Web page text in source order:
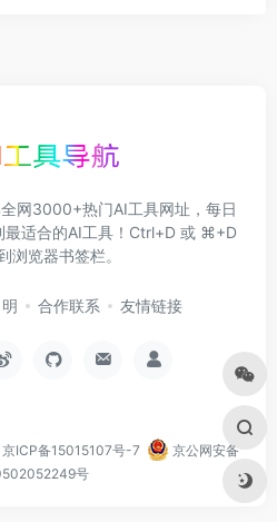
网3000+热门AI工具网址，每日
最适合的AI工具！Ctrl+D 或 ⌘+D
浏览器书签栏。
合作联系 友情链接
京ICP备15015107号-7
京公网安备
号